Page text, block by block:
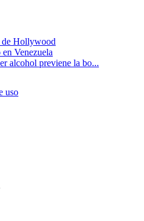
de Hollywood
Venezuela
alcohol previene la bo...
uso